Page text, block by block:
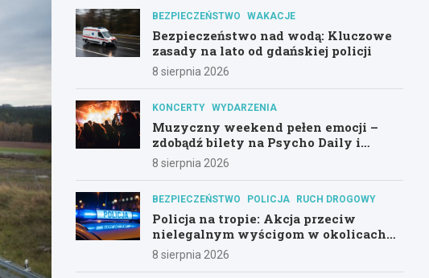
BEZPIECZEŃSTWO WAKACJE
Bezpieczeństwo nad wodą: Kluczowe
zasady na lato od gdańskiej policji
8 sierpnia 2026
KONCERTY WYDARZENIA
Muzyczny weekend pełen emocji –
zdobądź bilety na Psycho Daily i
Alternatywny Las!
8 sierpnia 2026
BEZPIECZEŃSTWO POLICJA RUCH DROGOWY
Policja na tropie: Akcja przeciw
nielegalnym wyścigom w okolicach
Hali Olivia
8 sierpnia 2026